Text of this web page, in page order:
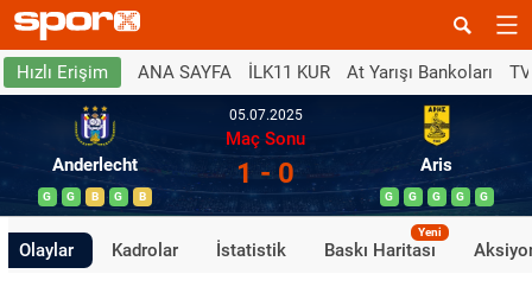
Hızlı Erişim ANA SAYFA İLK11 KUR At Yarışı Bankoları
Anderlecht
G G B G B
05.07.2025
Maç Sonu
1 - 0 Aris
G G G G G
Olaylar Kadrolar İstatistik Baskı Haritası
Yeni